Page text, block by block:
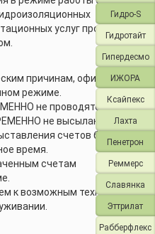
Гидро-S
Гидротайт
Гипердесмо
ИЖОРА
Ксайпекс
Лахта
Пенетрон
Реммерс
Славянка
Эттрилат
Рабберфлекс
услуг проводится
причинам, офис и склад
режиме.
не проводятся.
не высылаются.
счетов будет
время.
счетам
к возможным техническим